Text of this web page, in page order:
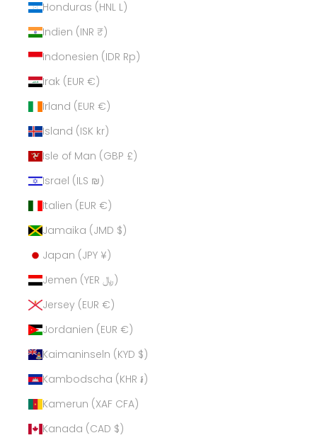
Honduras (HNL L)
Indien (INR ₹)
Indonesien (IDR Rp)
Irak (EUR €)
Irland (EUR €)
Island (ISK kr)
Isle of Man (GBP £)
Israel (ILS ₪)
Italien (EUR €)
Jamaika (JMD $)
Japan (JPY ¥)
Jemen (YER ﷼)
Jersey (EUR €)
Jordanien (EUR €)
Kaimaninseln (KYD $)
Kambodscha (KHR ៛)
Kamerun (XAF CFA)
Kanada (CAD $)